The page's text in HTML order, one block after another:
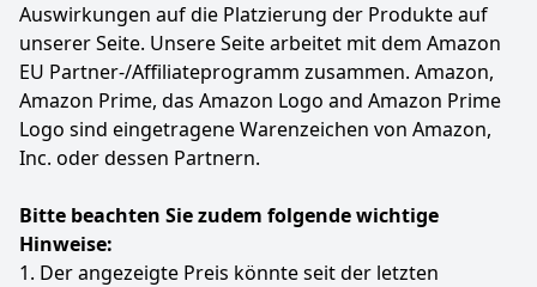
Anzeigen
Auswirkungen auf die Platzierung der Produkte auf
unserer Seite. Unsere Seite arbeitet mit dem Amazon
EU Partner-/Affiliateprogramm zusammen. Amazon,
Amazon Prime, das Amazon Logo and Amazon Prime
Logo sind eingetragene Warenzeichen von Amazon,
Inc. oder dessen Partnern.
Bitte beachten Sie zudem folgende wichtige
Hinweise:
1. Der angezeigte Preis könnte seit der letzten